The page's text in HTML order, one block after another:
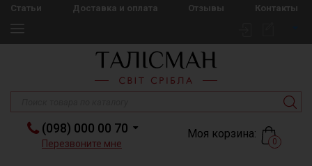
Статьи Доставка и оплата Отзывы Контакты
(098) 000 00 70
Перезвоните мне
Моя корзина:
0